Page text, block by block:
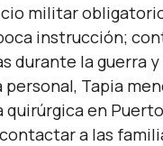
militar
instrucción;
durante la guerra
Tapia
en
a las